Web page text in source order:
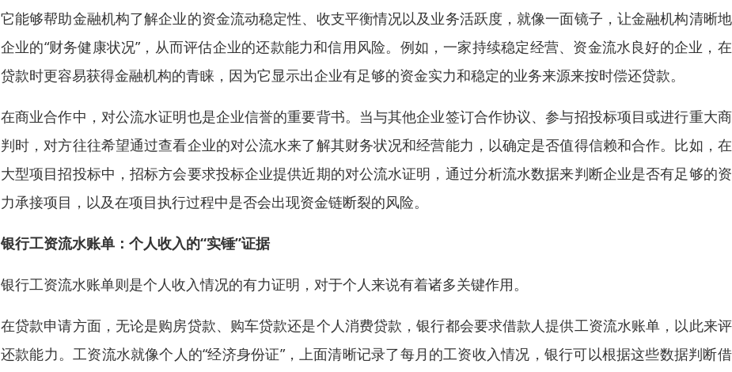
它能够帮助金融机构了解企业的资金流动稳定性、收支平衡情况以及业务活跃度，就像一面镜子，让金融机构清晰
企业的“财务健康状况”，从而评估企业的还款能力和信用风险。例如，一家持续稳定经营、资金流水良好的企业，
贷款时更容易获得金融机构的青睐，因为它显示出企业有足够的资金实力和稳定的业务来源来按时偿还贷款。
在商业合作中，对公流水证明也是企业信誉的重要背书。当与其他企业签订合作协议、参与招投标项目或进行重大
判时，对方往往希望通过查看企业的对公流水来了解其财务状况和经营能力，以确定是否值得信赖和合作。比如，
大型项目招投标中，招标方会要求投标企业提供近期的对公流水证明，通过分析流水数据来判断企业是否有足够的
力承接项目，以及在项目执行过程中是否会出现资金链断裂的风险。
银行工资流水账单：个人收入的“实锤”证据
银行工资流水账单则是个人收入情况的有力证明，对于个人来说有着诸多关键作用。
在贷款申请方面，无论是购房贷款、购车贷款还是个人消费贷款，银行都会要求借款人提供工资流水账单，以此来
还款能力。工资流水就像个人的“经济身份证”，上面清晰记录了每月的工资收入情况，银行可以根据这些数据判断